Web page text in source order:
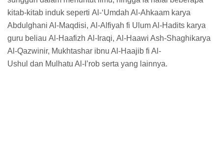
kitab-kitab induk seperti Al-‘Umdah Al-Ahkaam karya
Abdulghani Al-Maqdisi, Al-Alfiyah fi Ulum Al-Hadits karya
guru beliau Al-Haafizh Al-Iraqi, Al-Haawi Ash-Shaghikarya
Al-Qazwinir, Mukhtashar ibnu Al-Haajib fi Al-
Ushul dan Mulhatu Al-I’rob serta yang lainnya.